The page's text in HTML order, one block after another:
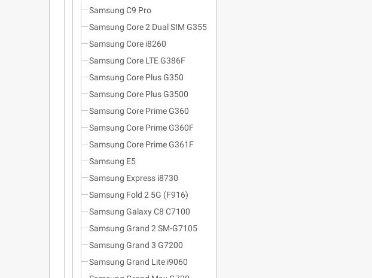
Samsung C9 Pro
Samsung Core 2 Dual SIM G355
Samsung Core i8260
Samsung Core LTE G386F
Samsung Core Plus G350
Samsung Core Plus G3500
Samsung Core Prime G360
Samsung Core Prime G360F
Samsung Core Prime G361F
Samsung E5
Samsung Express i8730
Samsung Fold 2 5G (F916)
Samsung Galaxy C8 C7100
Samsung Grand 2 SM-G7105
Samsung Grand 3 G7200
Samsung Grand Lite i9060